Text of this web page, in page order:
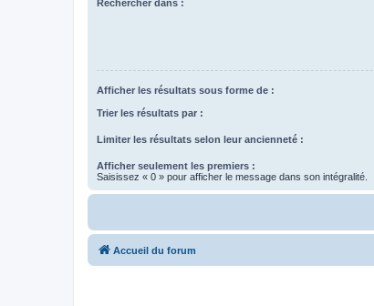
Rechercher dans :
Afficher les résultats sous forme de :
Trier les résultats par :
Limiter les résultats selon leur ancienneté :
Afficher seulement les premiers :
Saisissez « 0 » pour afficher le message dans son intégralité.
Accueil du forum